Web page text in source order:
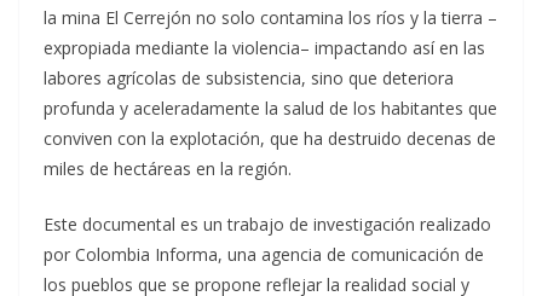
la mina El Cerrejón no solo contamina los ríos y la tierra –
expropiada mediante la violencia– impactando así en las
labores agrícolas de subsistencia, sino que deteriora
profunda y aceleradamente la salud de los habitantes que
conviven con la explotación, que ha destruido decenas de
miles de hectáreas en la región.
Este documental es un trabajo de investigación realizado
por Colombia Informa, una agencia de comunicación de
los pueblos que se propone reflejar la realidad social y